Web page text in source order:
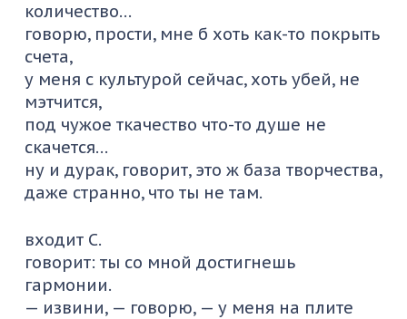
количество…
говорю, прости, мне б хоть как-то покрыть
счета,
у меня с культурой сейчас, хоть убей, не
мэтчится,
под чужое ткачество что-то душе не
скачется…
ну и дурак, говорит, это ж база творчества,
даже странно, что ты не там.
входит С.
говорит: ты со мной достигнешь
гармонии.
— извини, — говорю, — у меня на плите